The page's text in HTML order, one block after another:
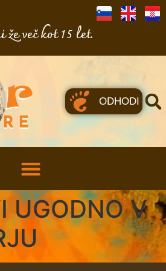
že več kot 15 let.
ODHODI
UGODNO V